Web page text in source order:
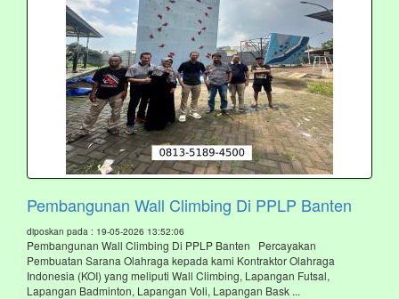
Pembangunan Wall Climbing Di PPLP Banten
diposkan pada : 19-05-2026 13:52:06
Pembangunan Wall Climbing Di PPLP Banten Percayakan
Pembuatan Sarana Olahraga kepada kami Kontraktor Olahraga
Indonesia (KOI) yang meliputi Wall Climbing, Lapangan Futsal,
Lapangan Badminton, Lapangan Voli, Lapangan Bask ...